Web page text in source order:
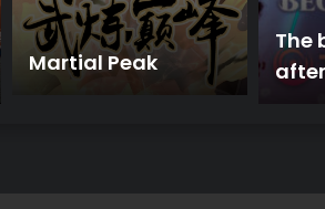
Martial Peak
The